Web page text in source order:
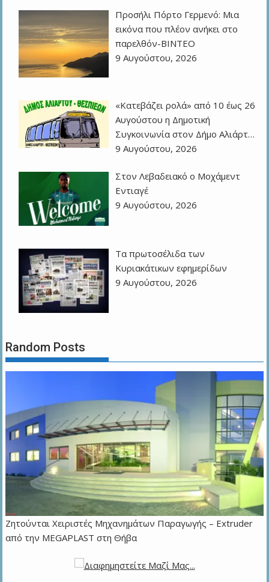
Προσήλι Πόρτο Γερμενό: Μια
εικόνα που πλέον ανήκει στο
παρελθόν-ΒΙΝΤΕΟ
9 Αυγούστου, 2026
«Κατεβάζει ρολά» από 10 έως 26
Αυγούστου η Δημοτική
Συγκοινωνία στον Δήμο Αλιάρτ…
9 Αυγούστου, 2026
Στον Λεβαδειακό ο Μοχάμεντ
Εντιαγέ
9 Αυγούστου, 2026
Τα πρωτοσέλιδα των
Kυριακάτικων εφημερίδων
9 Αυγούστου, 2026
Random Posts
Zητούνται Χειριστές Μηχανημάτων Παραγωγής – Extruder
από την MEGAPLAST στη Θήβα